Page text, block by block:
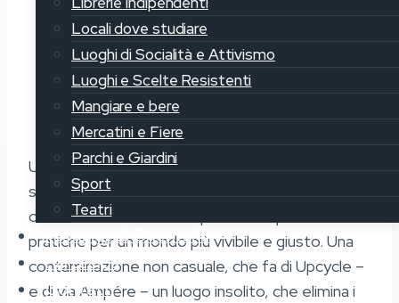
Locali dove studiare
Luoghi di Socialità e Attivismo
Luoghi e Scelte Resistenti
Mangiare e bere
Mercatini e Fiere
Parchi e Giardini
Sport
Teatri
I consigli di OrientaMi
Partecipa
Contatti
Upcycle è immerso nel distretto di innovazione
sociale e coworking di Avanzi, società e
comunità che da 20 anni promuove politiche e
pratiche per un mondo più vivibile e giusto. Una
contaminazione non casuale, che fa di Upcycle –
e di via Ampére – un luogo insolito, che elimina i